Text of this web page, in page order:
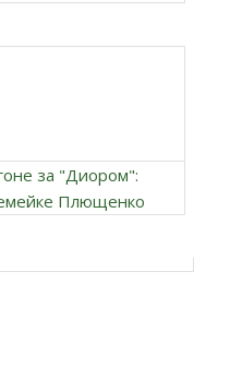
за "Диором":
Плющенко